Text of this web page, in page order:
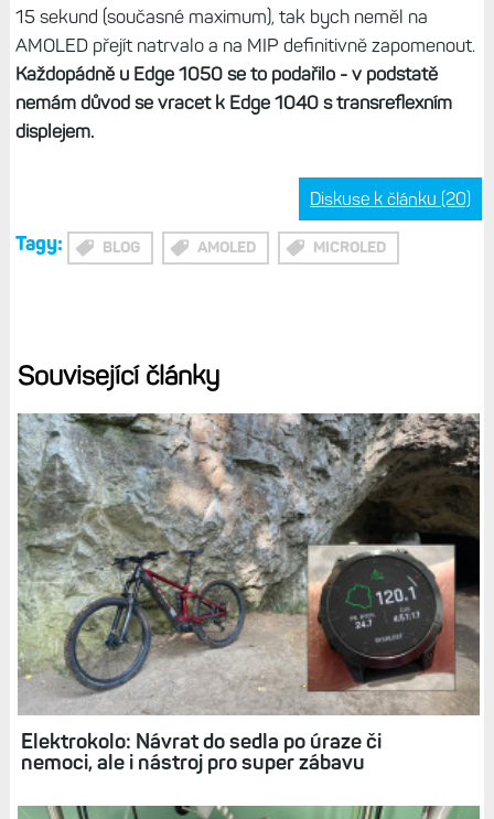
15 sekund (současné maximum), tak bych neměl na
AMOLED přejít natrvalo a na MIP definitivně zapomenout.
Každopádně u Edge 1050 se to podařilo - v podstatě
nemám důvod se vracet k Edge 1040 s transreflexním
displejem.
Diskuse k článku (20)
Tagy: BLOG AMOLED MICROLED
Související články